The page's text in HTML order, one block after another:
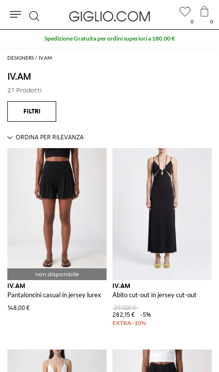
DESIGNERS IV.AM
IV.AM
21 Prodotti
IV.AM
Pantaloncini casual in jersey lurex
148,00 €
IV.AM
Abito cut-out in jersey cut-out
297,00 €
282,15 €
-5%
0 0
Cerca
Spedizione Gratuita per ordini superiori a 180,00 €